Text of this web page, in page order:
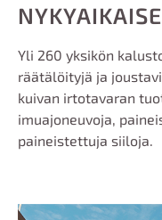
Yli 260 yksikön
räätälöityjä ja
kuivan irtotavaran
imuajoneuvoja,
paineistettuja siiloja.